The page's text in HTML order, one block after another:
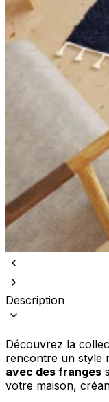
Description
Découvrez la
rencontre un style
avec des franges
votre maison,